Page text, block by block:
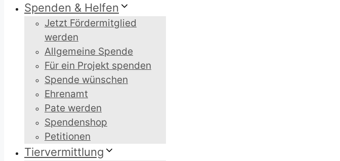
Spenden & Helfen
Jetzt Fördermitglied
werden
Allgemeine Spende
Für ein Projekt spenden
Spende wünschen
Ehrenamt
Pate werden
Spendenshop
Petitionen
Tiervermittlung